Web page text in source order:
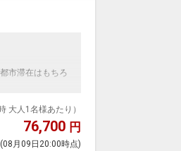
市滞在はもちろ
ります。
なプランもござ
大人1名様あたり）
76,700 円
(08月09日20:00時点)